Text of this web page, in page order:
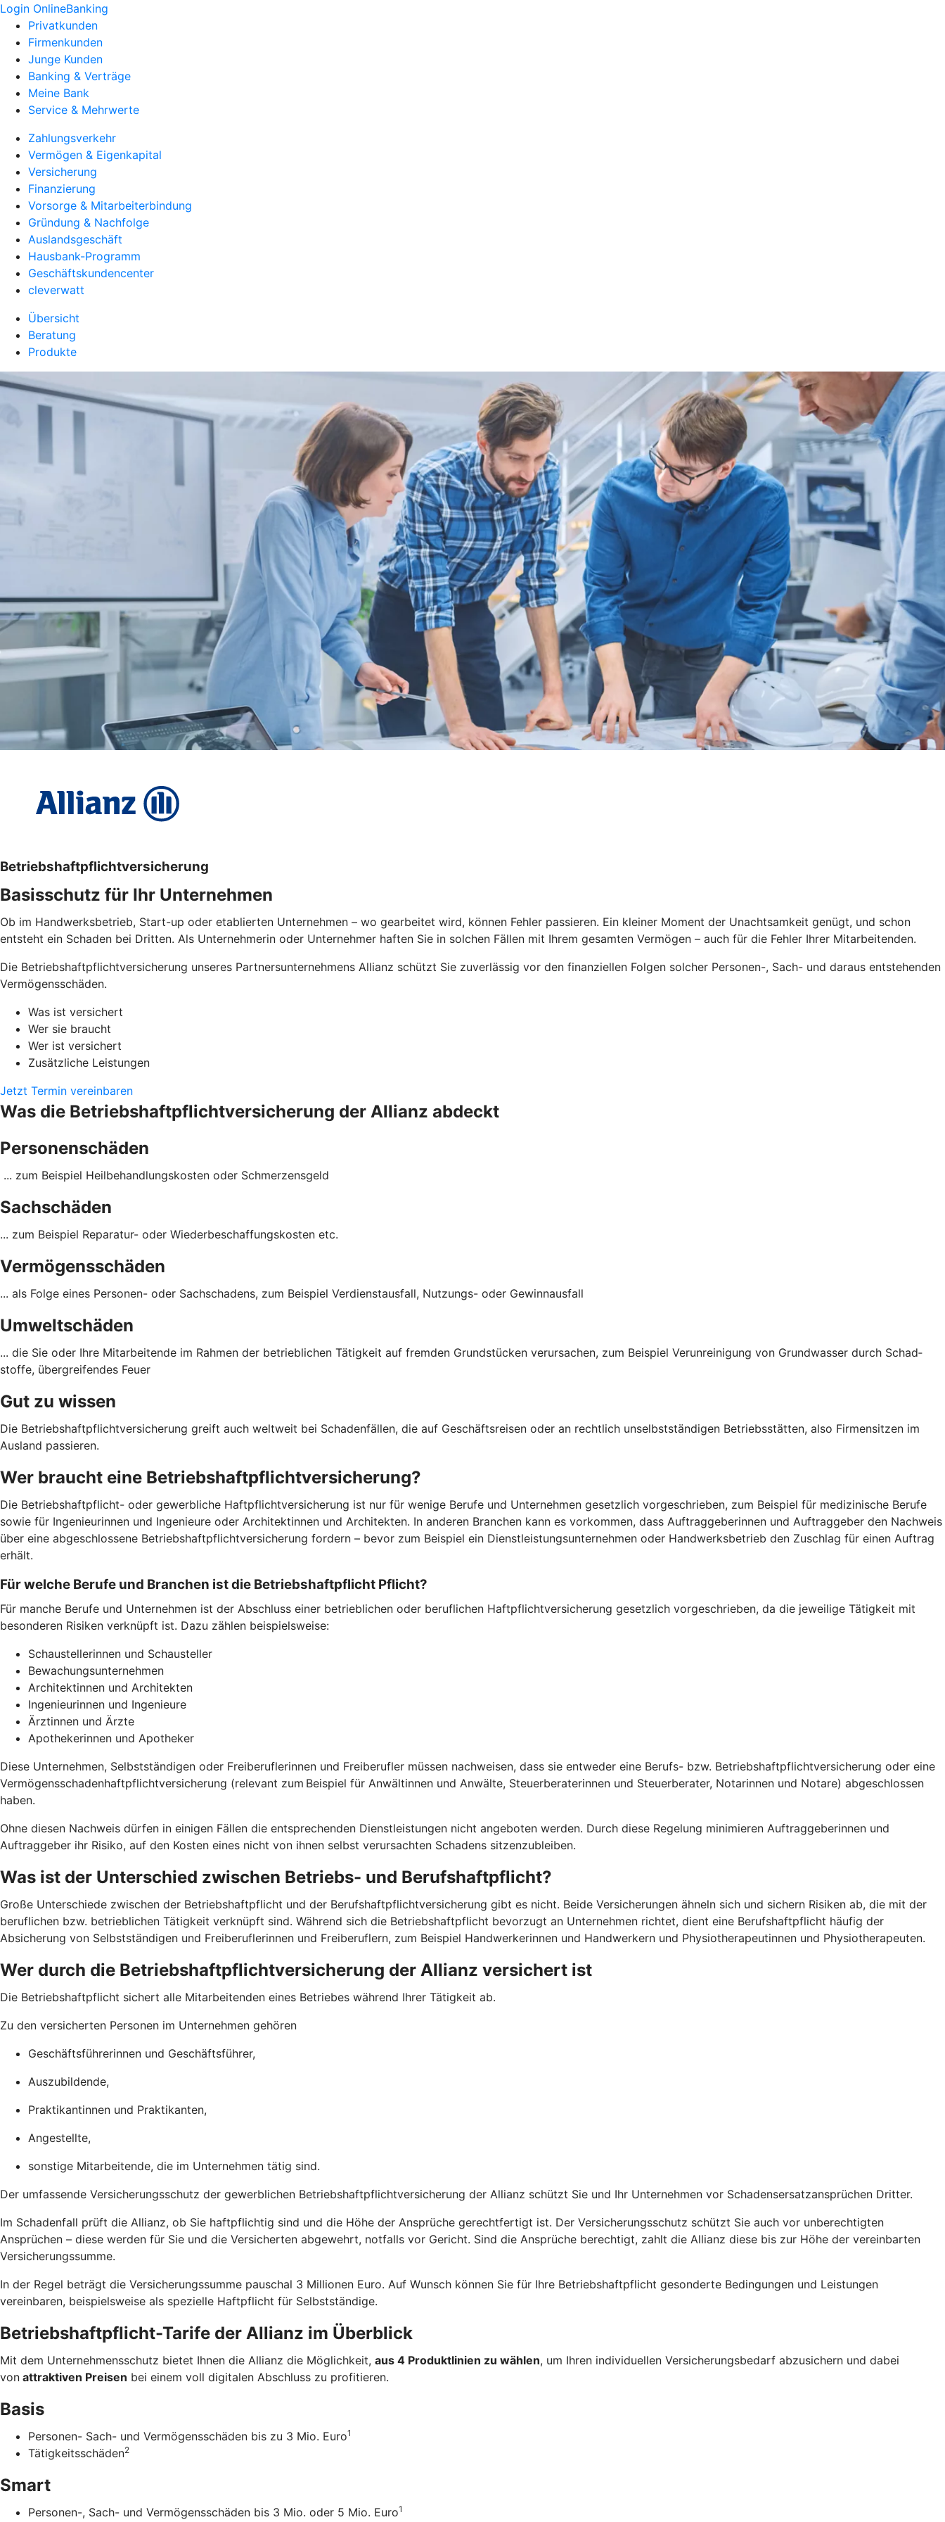
Login OnlineBanking
Privatkunden
Firmenkunden
Junge Kunden
Banking & Verträge
Meine Bank
Service & Mehrwerte
Zahlungsverkehr
Vermögen & Eigenkapital
Versicherung
Finanzierung
Vorsorge & Mitarbeiterbindung
Gründung & Nachfolge
Auslandsgeschäft
Hausbank-Programm
Geschäftskundencenter
cleverwatt
Übersicht
Beratung
Produkte
Betriebs­haftpflicht­versicherung
Basisschutz für Ihr Unter­nehmen
Ob im Handwerksbetrieb, Start-up oder etablierten Unternehmen – wo gearbeitet wird, können Fehler passieren. Ein kleiner Moment der Unachtsamkeit genügt, und schon
entsteht ein Schaden bei Dritten. Als Unternehmerin oder Unternehmer haften Sie in solchen Fällen mit Ihrem gesamten Vermögen – auch für die Fehler Ihrer Mitarbeitenden.
Die Betriebshaftpflichtversicherung unseres Partnersunternehmens Allianz schützt Sie zuverlässig vor den finanziellen Folgen solcher Personen-, Sach- und daraus entstehenden
Vermögensschäden.
Was ist versichert
Wer sie braucht
Wer ist versichert
Zusätzliche Leistungen
Jetzt Termin vereinbaren
Was die Betriebshaftpflichtversicherung der Allianz abdeckt
Personenschäden
... zum Beispiel Heil­behandlungs­kosten oder Schmerzens­geld
Sachschäden
... zum Beispiel Reparatur- oder Wieder­beschaffungs­kosten etc.
Vermögensschäden
... als Folge eines Personen- oder Sach­schadens, zum Beispiel Verdienst­ausfall, Nutzungs- oder Gewinn­ausfall
Umweltschäden
... die Sie oder Ihre Mitarbeitende im Rahmen der betrieblichen Tätigkeit auf fremden Grund­stücken verursachen, zum Beispiel Verunreinigung von Grund­wasser durch Schad­
stoffe, übergreifendes Feuer
Gut zu wissen
Die Betriebshaftpflichtversicherung greift auch weltweit bei Schadenfällen, die auf Geschäftsreisen oder an rechtlich unselbstständigen Betriebsstätten, also Firmensitzen im
Ausland passieren.
Wer braucht eine Betriebshaftpflichtversicherung?
Die Betriebshaftpflicht- oder gewerbliche Haftpflichtversicherung ist nur für wenige Berufe und Unternehmen gesetzlich vorgeschrieben, zum Beispiel für medizinische Berufe
sowie für Ingenieurinnen und Ingenieure oder Architektinnen und Architekten. In anderen Branchen kann es vorkommen, dass Auftraggeberinnen und Auftraggeber den Nachweis
über eine abgeschlossene Betriebshaftpflichtversicherung fordern – bevor zum Beispiel ein Dienstleistungsunternehmen oder Handwerksbetrieb den Zuschlag für einen Auftrag
erhält.
Für welche Berufe und Branchen ist die Betriebshaftpflicht Pflicht?
Für manche Berufe und Unternehmen ist der Abschluss einer betrieblichen oder beruflichen Haftpflichtversicherung gesetzlich vorgeschrieben, da die jeweilige Tätigkeit mit
besonderen Risiken verknüpft ist. Dazu zählen beispielsweise:
Schaustellerinnen und Schausteller
Bewachungsunternehmen
Architektinnen und Architekten
Ingenieurinnen und Ingenieure
Ärztinnen und Ärzte
Apothekerinnen und Apotheker
Diese Unternehmen, Selbstständigen oder Freiberuflerinnen und Freiberufler müssen nachweisen, dass sie entweder eine Berufs- bzw. Betriebshaftpflichtversicherung oder eine
Vermögensschadenhaftpflichtversicherung (relevant zum Beispiel für Anwältinnen und Anwälte, Steuerberaterinnen und Steuerberater, Notarinnen und Notare) abgeschlossen
haben.
Ohne diesen Nachweis dürfen in einigen Fällen die entsprechenden Dienstleistungen nicht angeboten werden. Durch diese Regelung minimieren Auftraggeberinnen und
Auftraggeber ihr Risiko, auf den Kosten eines nicht von ihnen selbst verursachten Schadens sitzenzubleiben.
Was ist der Unterschied zwischen Betriebs- und Berufshaftpflicht?
Große Unterschiede zwischen der Betriebshaftpflicht und der Berufshaftpflichtversicherung gibt es nicht. Beide Versicherungen ähneln sich und sichern Risiken ab, die mit der
beruflichen bzw. betrieblichen Tätigkeit verknüpft sind. Während sich die Betriebshaftpflicht bevorzugt an Unternehmen richtet, dient eine Berufshaftpflicht häufig der
Absicherung von Selbstständigen und Freiberuflerinnen und Freiberuflern, zum Beispiel Handwerkerinnen und Handwerkern und Physiotherapeutinnen und Physiotherapeuten.
Wer durch die Betriebshaftpflichtversicherung der Allianz versichert ist
Die Betriebs­haftpflicht sichert alle Mitarbeitenden eines Betriebes während Ihrer Tätigkeit ab.
Zu den versicherten Personen im Unternehmen gehören
Geschäftsführerinnen und Geschäftsführer,
Auszubildende,
Praktikantinnen und Praktikanten,
Angestellte,
sonstige Mitarbeitende, die im Unternehmen tätig sind.
Der umfassende Versicherungs­schutz der gewerblichen Betriebshaft­pflicht­versicherung der Allianz schützt Sie und Ihr Unternehmen vor Schadens­ersatz­ansprüchen Dritter.
Im Schaden­fall prüft die Allianz, ob Sie haft­pflichtig sind und die Höhe der An­sprüche gerecht­fertigt ist. Der Versicherungs­schutz schützt Sie auch vor un­berechtigten
Ansprüchen – diese werden für Sie und die Versicherten abgewehrt, notfalls vor Gericht. Sind die Ansprüche berechtigt, zahlt die Allianz diese bis zur Höhe der verein­barten
Versicherungs­summe.
In der Regel beträgt die Versicherungs­summe pauschal 3 Millionen Euro. Auf Wunsch können Sie für Ihre Betriebs­haftpflicht gesonderte Bedingungen und Leistungen
vereinbaren, beispielsweise als spezielle Haft­pflicht für Selbst­ständige.
Betriebs­haftpflicht-Tarife der Allianz im Überblick
Mit dem Unternehmens­schutz bietet Ihnen die Allianz die Möglichkeit, aus 4 Produkt­linien zu wählen, um Ihren individuellen Versicherungs­bedarf abzusichern und dabei
von attraktiven Preisen bei einem voll digitalen Abschluss zu profitieren.
Basis
Personen- Sach- und Vermögensschäden bis zu 3 Mio. Euro1
Tätigkeitsschäden2
Smart
Personen-, Sach- und Vermögensschäden bis 3 Mio. oder 5 Mio. Euro1